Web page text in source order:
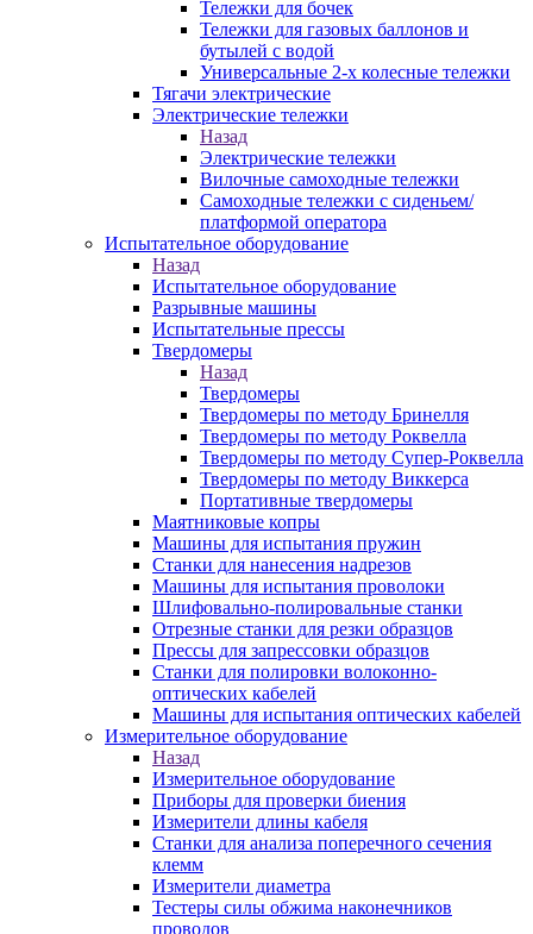
Тележки для бочек
Тележки для газовых баллонов и
бутылей с водой
Универсальные 2-х колесные тележки
Тягачи электрические
Электрические тележки
Назад
Электрические тележки
Вилочные самоходные тележки
Самоходные тележки с сиденьем/
платформой оператора
Испытательное оборудование
Назад
Испытательное оборудование
Разрывные машины
Испытательные прессы
Твердомеры
Назад
Твердомеры
Твердомеры по методу Бринелля
Твердомеры по методу Роквелла
Твердомеры по методу Супер-Роквелла
Твердомеры по методу Виккерса
Портативные твердомеры
Маятниковые копры
Машины для испытания пружин
Станки для нанесения надрезов
Машины для испытания проволоки
Шлифовально-полировальные станки
Отрезные станки для резки образцов
Прессы для запрессовки образцов
Станки для полировки волоконно-
оптических кабелей
Машины для испытания оптических кабелей
Измерительное оборудование
Назад
Измерительное оборудование
Приборы для проверки биения
Измерители длины кабеля
Станки для анализа поперечного сечения
клемм
Измерители диаметра
Тестеры силы обжима наконечников
проводов